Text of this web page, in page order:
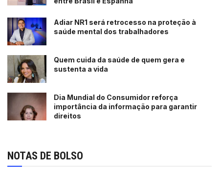
Adiar NR1 será retrocesso na proteção à
saúde mental dos trabalhadores
Quem cuida da saúde de quem gera e
sustenta a vida
Dia Mundial do Consumidor reforça
importância da informação para garantir
direitos
NOTAS DE BOLSO